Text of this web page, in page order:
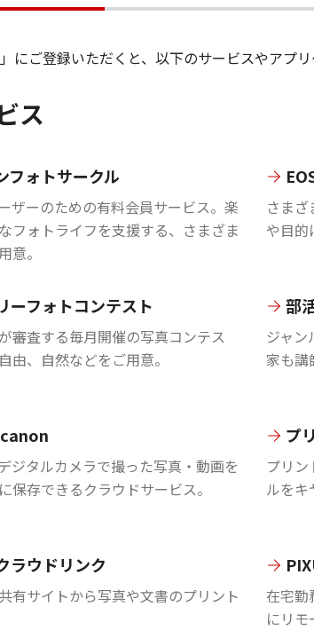
」にご登録いただくと、以下のサービスやアプ
ス
フォトサークル
ザーのための有料会員サービス。楽
フォトライフを支援する、さまざま
意。
さま
や目的
ーフォトコンテスト
審査する毎月開催の写真コンテス
由、自然などをご用意。
部
ジャン
家も講
ジタルカメラで撮った写真・動画を
保存できるクラウドサービス。
プ
プリ
ルをキ
ラウドリンク
有サイトから写真や文書のプリント
在宅勤
にリモ